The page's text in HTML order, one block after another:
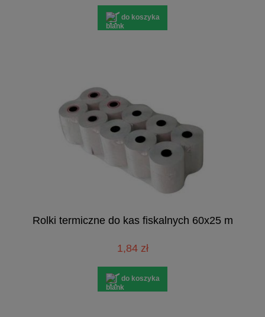
do koszyka
Rolki termiczne do kas fiskalnych 60x25 m
1,84 zł
do koszyka